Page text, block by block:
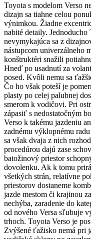
Toyota s modelom Verso
dizajn sa tiahne celou
výnimkou. Žiadne
nabité detaily.
nevymykajúca sa z
nástupcom univerzálneho
konštruktéri snažili
Hneď po usadnutí za
posed. Kvôli nemu sa
Čo ho však poteší je
plasty po celej palubnej
smerom k vodičovi. Pri
zápasiť s nedostatočným
Verso k takému jazdeniu
zadnému výklopnému
sa však dvaja z nich
procedúrou dajú zase
batožinový priestor
dovolenku. Ak k tomu
všetkých strán, relatívne
priestorov dostaneme
jazde mestom či krajinou
nechýba, zaradenie do
od nového Versa sľubuje
trhoch. Toyota Verso je
Zvýšené ťažisko nemá pri